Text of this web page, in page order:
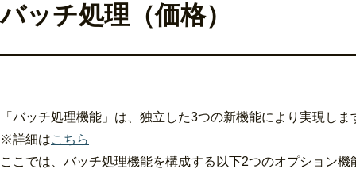
バッチ処理（価格）
「バッチ処理機能」は、独立した3つの新機能により実現しま
※詳細はこちら
ここでは、バッチ処理機能を構成する以下2つのオプション